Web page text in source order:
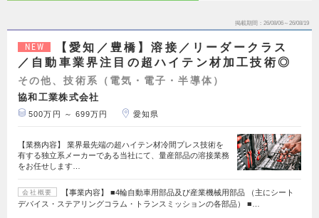
掲載期間 26/08/06～26/08/19
NEW
【愛知／豊橋】溶接／リーダークラス
／自動車業界注目の超ハイテン材加工技術◎
その他、技術系（電気・電子・半導体）
協和工業株式会社
500万円 ～ 699万円 愛知県
【業務内容】 業界最先端の超ハイテン材冷間プレス技術を
有する独立系メーカーである当社にて、量産部品の溶接業務
をお任せします…
会社概要
【事業内容】 ■4輪自動車用部品及び産業機械用部品 （主にシート
デバイス・ステアリングコラム・トランスミッションの各部品） ■…